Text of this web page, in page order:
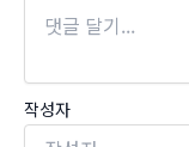
작성자